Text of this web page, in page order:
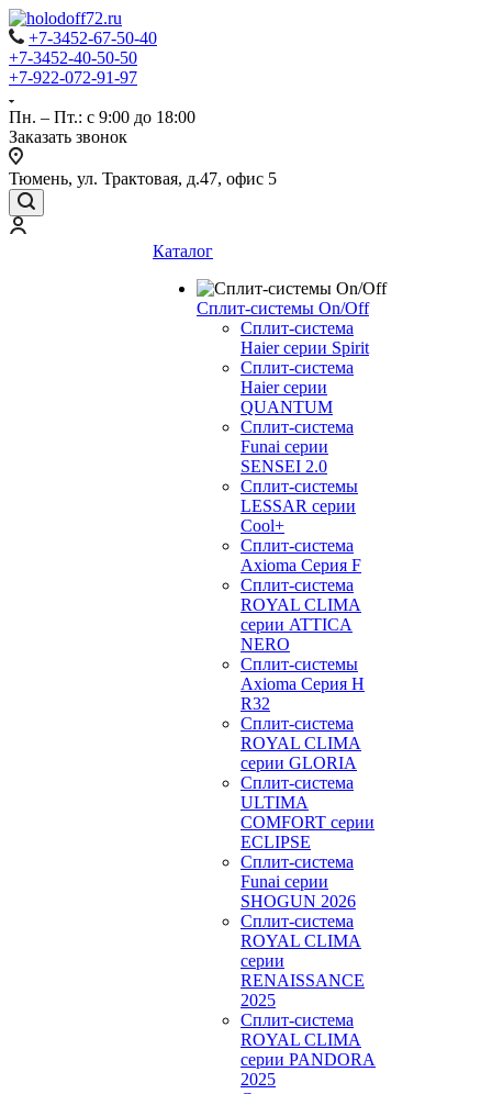
+7-3452-67-50-40
+7-3452-40-50-50
+7-922-072-91-97
Пн. – Пт.: с 9:00 до 18:00
Заказать звонок
Тюмень, ул. Трактовая, д.47, офис 5
Каталог
Сплит-системы On/Off
Сплит-система
Haier серии Spirit
Сплит-система
Haier серии
QUANTUM
Сплит-система
Funai серии
SENSEI 2.0
Сплит-системы
LESSAR серии
Cool+
Сплит-система
Axioma Серия F
Сплит-система
ROYAL CLIMA
серии ATTICA
NERO
Сплит-системы
Axioma Серия H
R32
Сплит-система
ROYAL CLIMA
серии GLORIA
Сплит-система
ULTIMA
COMFORT серии
ECLIPSE
Сплит-система
Funai серии
SHOGUN 2026
Сплит-система
ROYAL CLIMA
серии
RENAISSANCE
2025
Сплит-система
ROYAL CLIMA
серии PANDORA
2025